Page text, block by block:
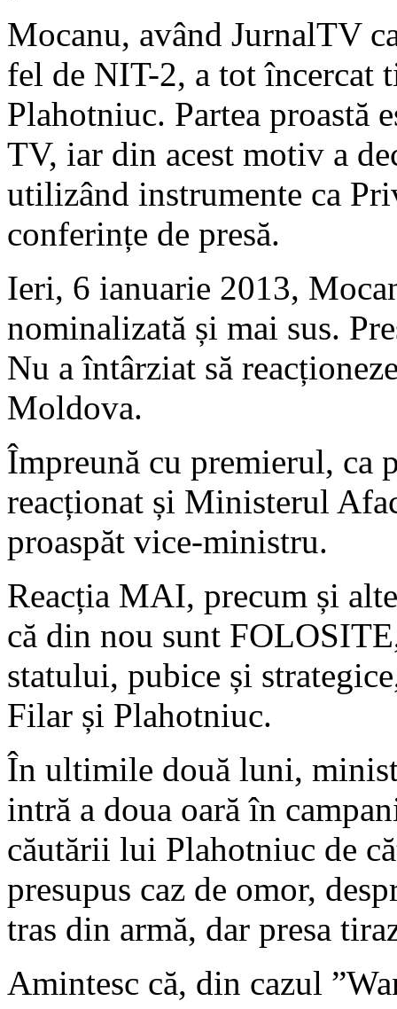
Mocanu, având JurnalTV
fel de NIT-2, a tot încercat
Plahotniuc. Partea proastă
TV, iar din acest motiv a
utilizând instrumente ca
conferințe de presă.
Ieri, 6 ianuarie 2013,
nominalizată și mai sus.
Nu a întârziat să
Moldova.
Împreună cu premierul, ca
reacționat și Ministerul
proaspăt vice-ministru.
Reacția MAI, precum și
că din nou sunt
statului, pubice și
Filar și Plahotniuc.
În ultimile două luni,
intră a doua oară în
căutării lui Plahotniuc de
presupus caz de omor,
tras din armă, dar presa
Amintesc că, din cazul